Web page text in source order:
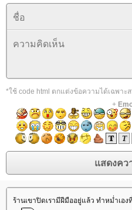
*ใช้ code html ตกแต่งข้อความได้เฉพาะ
+
ร้านเขาปิดเรามีฝีมืออยู่แล้ว ทำหม่ำเอ